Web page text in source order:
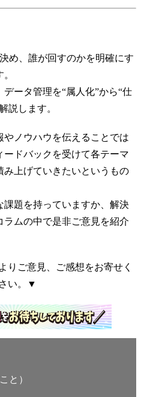
め、誰が回すのかを明確にす
ータ管理を“属人化”から“仕
説します。
ノウハウを伝えることでは
ドバックを受けて各テーマ
上げていきたいというもの
課題を持っていますか、解決
ラムの中で是非ご意見を紹介
りご意見、ご感想をお寄せく
い。▼
と）